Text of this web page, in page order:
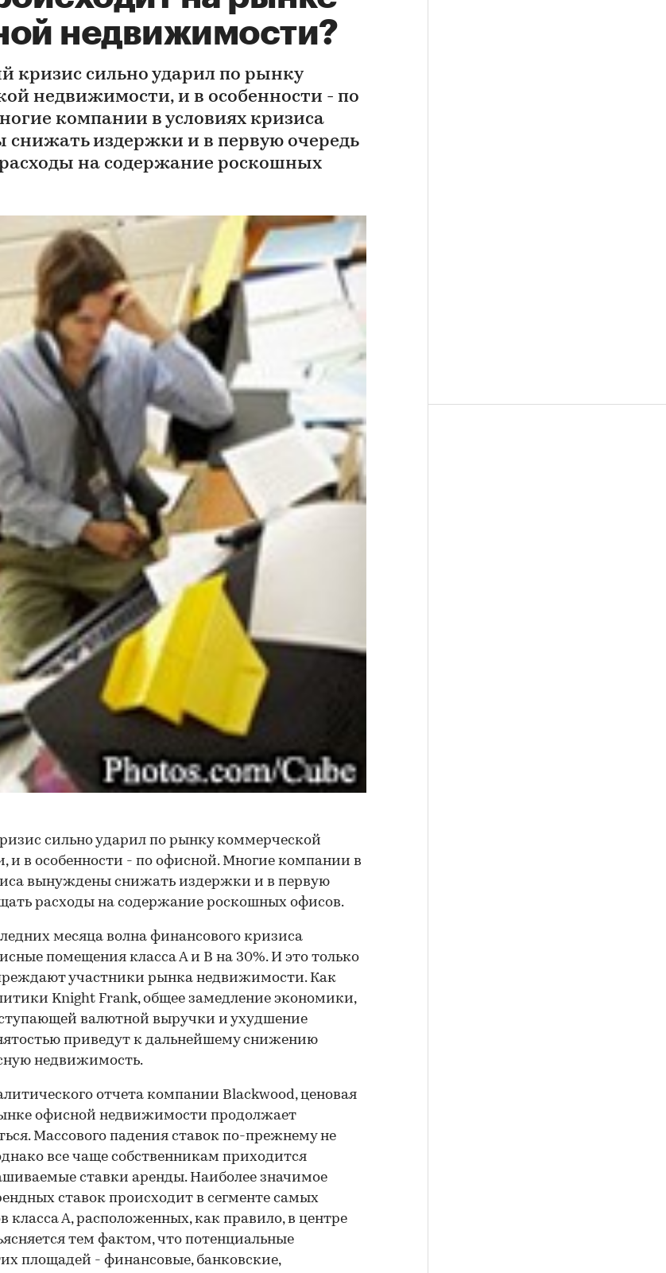
недвижимости?
кризис сильно ударил по рынку
недвижимости, и в особенности - по
компании в условиях кризиса
издержки и в первую очередь
на содержание роскошных
сильно ударил по рынку коммерческой
и в особенности - по офисной. Многие компании в
вынуждены снижать издержки и в первую
расходы на содержание роскошных офисов.
месяца волна финансового кризиса
помещения класса А и В на 30%. И это только
участники рынка недвижимости. Как
Knight Frank, общее замедление экономики,
валютной выручки и ухудшение
приведут к дальнейшему снижению
недвижимость.
отчета компании Blackwood, ценовая
офисной недвижимости продолжает
Массового падения ставок по-прежнему не
все чаще собственникам приходится
ставки аренды. Наиболее значимое
ставок происходит в сегменте самых
класса А, расположенных, как правило, в центре
тем фактом, что потенциальные
площадей - финансовые, банковские,